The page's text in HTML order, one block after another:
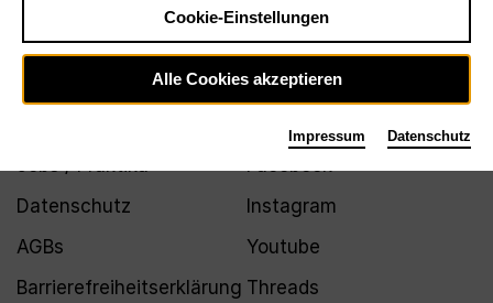
Jobs / Praktika
Datenschutz
AGBs
Barrierefreiheitserklärung
Facebook
Instagram
Youtube
Threads
Cookie-Einstellungen
Alle Cookies akzeptieren
Impressum Datenschutz